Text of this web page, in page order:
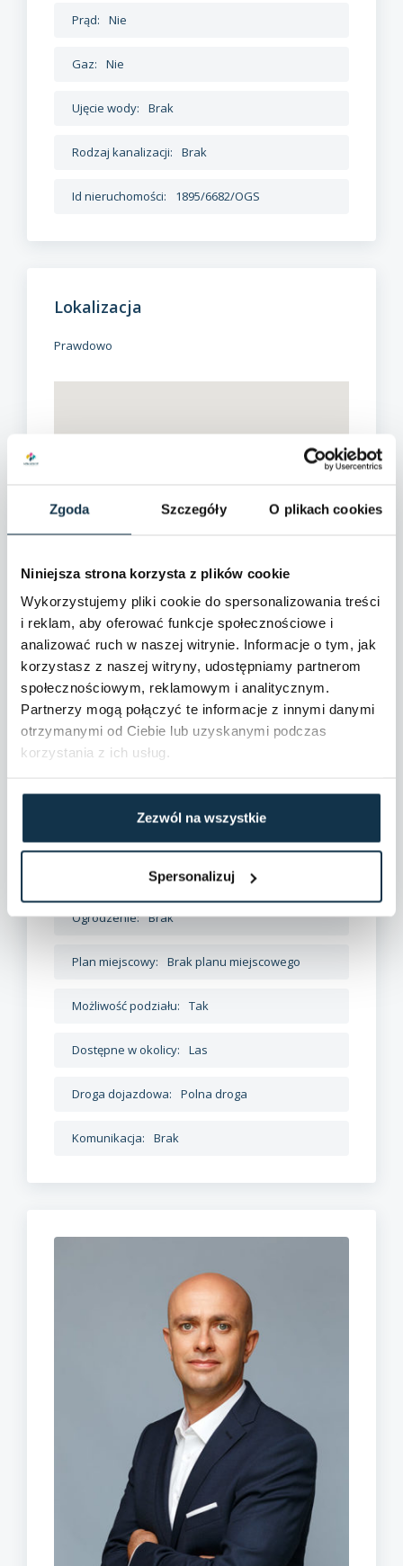
Zgoda Szczegóły O plikach cookies
Niniejsza strona korzysta z plików cookie
Wykorzystujemy pliki cookie do spersonalizowania treści
i reklam, aby oferować funkcje społecznościowe i
analizować ruch w naszej witrynie. Informacje o tym, jak
korzystasz z naszej witryny, udostępniamy partnerom
społecznościowym, reklamowym i analitycznym.
Partnerzy mogą połączyć te informacje z innymi danymi
otrzymanymi od Ciebie lub uzyskanymi podczas
korzystania z ich usług.
Zezwól na wszystkie
Spersonalizuj
Prąd: Nie
Gaz: Nie
Ujęcie wody: Brak
Rodzaj kanalizacji: Brak
Id nieruchomości: 1895/6682/OGS
Lokalizacja
Prawdowo
Dane szczegółowe
Ogrodzenie: Brak
Plan miejscowy: Brak planu miejscowego
Możliwość podziału: Tak
Dostępne w okolicy: Las
Droga dojazdowa: Polna droga
Komunikacja: Brak